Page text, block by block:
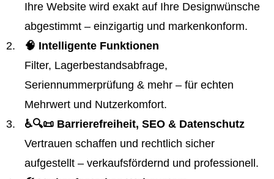
Ihre Website wird exakt auf Ihre Designwünsche
abgestimmt – einzigartig und markenkonform.
🧠 Intelligente Funktionen
Filter, Lagerbestandsabfrage,
Seriennummerprüfung & mehr – für echten
Mehrwert und Nutzerkomfort.
♿️🔍📜 Barrierefreiheit, SEO & Datenschutz
Vertrauen schaffen und rechtlich sicher
aufgestellt – verkaufsfördernd und professionell.